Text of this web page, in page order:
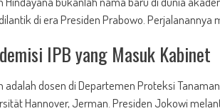
di era Presiden Prabowo.
IPB yang Masuk Kabinet
adalah dosen di Departemen Proteksi
Hannover, Jerman. Presiden Jokowi